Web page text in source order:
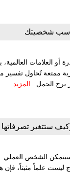
تناسب شخصيتك
أو العلامات العالمية،
ممتعة تُحاول تفسير
برج الحمل... المزيد
ستتغير تصرفاتها
الشخص العملي
علماً مثبتاً، فإن